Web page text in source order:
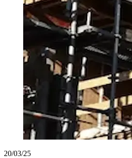
20/03/25